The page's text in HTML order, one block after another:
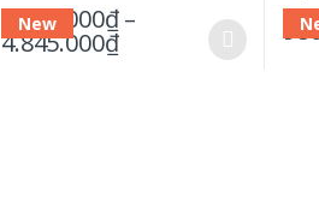
New
1.129.000₫–
4.845.000₫